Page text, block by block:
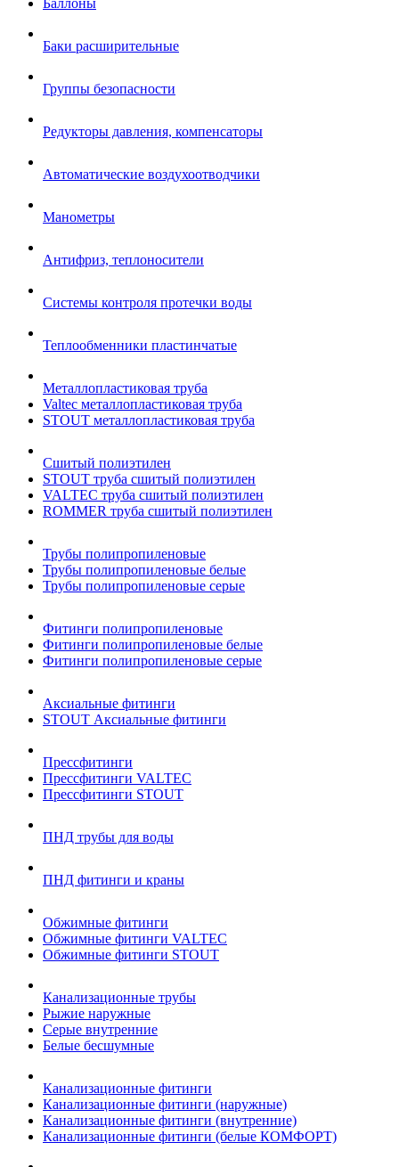
Баллоны
Баки расширительные
Группы безопасности
Редукторы давления, компенсаторы
Автоматические воздухоотводчики
Манометры
Антифриз, теплоносители
Системы контроля протечки воды
Теплообменники пластинчатые
Металлопластиковая труба
Valtec металлопластиковая труба
STOUT металлопластиковая труба
Сшитый полиэтилен
STOUT труба сшитый полиэтилен
VALTEC труба сшитый полиэтилен
ROMMER труба сшитый полиэтилен
Трубы полипропиленовые
Трубы полипропиленовые белые
Трубы полипропиленовые серые
Фитинги полипропиленовые
Фитинги полипропиленовые белые
Фитинги полипропиленовые серые
Аксиальные фитинги
STOUT Аксиальные фитинги
Прессфитинги
Прессфитинги VALTEC
Прессфитинги STOUT
ПНД трубы для воды
ПНД фитинги и краны
Обжимные фитинги
Обжимные фитинги VALTEC
Обжимные фитинги STOUT
Канализационные трубы
Рыжие наружные
Серые внутренние
Белые бесшумные
Канализационные фитинги
Канализационные фитинги (наружные)
Канализационные фитинги (внутренние)
Канализационные фитинги (белые КОМФОРТ)